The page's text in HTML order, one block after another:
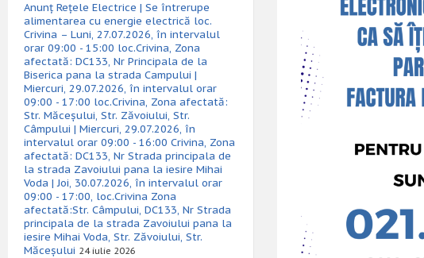
Anunț Rețele Electrice | Se întrerupe
alimentarea cu energie electrică loc.
Crivina – Luni, 27.07.2026, în intervalul
orar 09:00 - 15:00 loc.Crivina, Zona
afectată: DC133, Nr Principala de la
Biserica pana la strada Campului |
Miercuri, 29.07.2026, în intervalul orar
09:00 - 17:00 loc.Crivina, Zona afectată:
Str. Măceșului, Str. Zăvoiului, Str.
Câmpului | Miercuri, 29.07.2026, în
intervalul orar 09:00 - 16:00 Crivina, Zona
afectată: DC133, Nr Strada principala de
la strada Zavoiului pana la iesire Mihai
Voda | Joi, 30.07.2026, în intervalul orar
09:00 - 17:00, loc.Crivina Zona
afectată:Str. Câmpului, DC133, Nr Strada
principala de la strada Zavoiului pana la
iesire Mihai Voda, Str. Zăvoiului, Str.
Măceșului 24 iulie 2026